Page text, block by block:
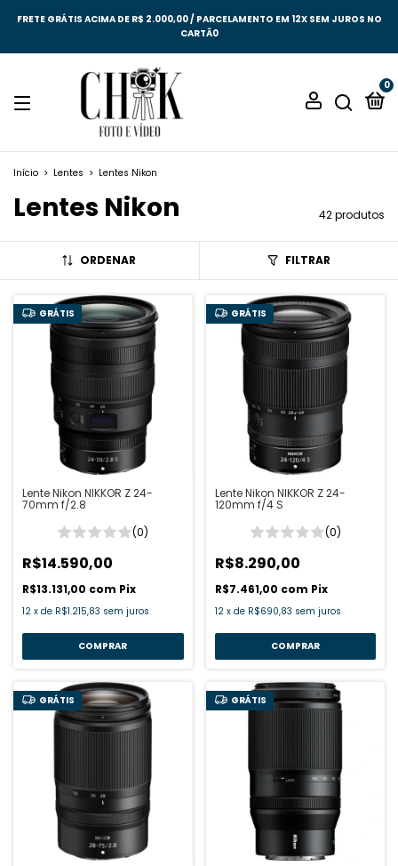
FRETE GRÁTIS ACIMA DE R$ 2.000,00 / PARCELAMENTO EM 12X SEM JUROS NO
CARTÃ0
0
Início > Lentes > Lentes Nikon
Lentes Nikon 42 produtos
ORDENAR FILTRAR
GRÁTIS
Lente Nikon NIKKOR Z 24-
70mm f/2.8
(0)
R$14.590,00
R$13.131,00 com Pix
12 x de R$1.215,83 sem juros
GRÁTIS
Lente Nikon NIKKOR Z 24-
120mm f/4 S
(0)
R$8.290,00
R$7.461,00 com Pix
12 x de R$690,83 sem juros
GRÁTIS GRÁTIS